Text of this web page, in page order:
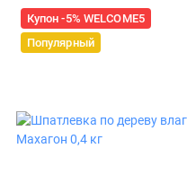
Купон -5% WELCOME5
Популярный